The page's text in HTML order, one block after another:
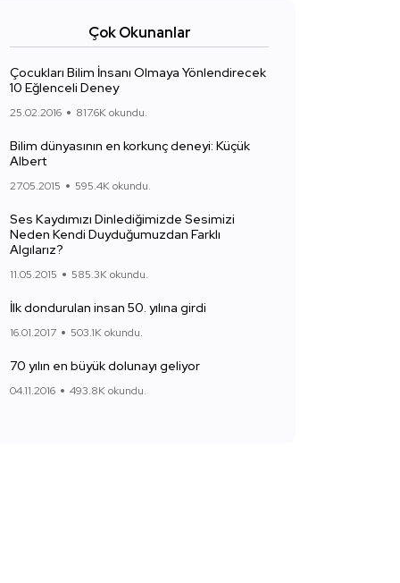
Çok Okunanlar
Çocukları Bilim İnsanı Olmaya Yönlendirecek
10 Eğlenceli Deney
25.02.2016 817.6K okundu.
Bilim dünyasının en korkunç deneyi: Küçük
Albert
27.05.2015 595.4K okundu.
Ses Kaydımızı Dinlediğimizde Sesimizi
Neden Kendi Duyduğumuzdan Farklı
Algılarız?
11.05.2015 585.3K okundu.
İlk dondurulan insan 50. yılına girdi
16.01.2017 503.1K okundu.
70 yılın en büyük dolunayı geliyor
04.11.2016 493.8K okundu.